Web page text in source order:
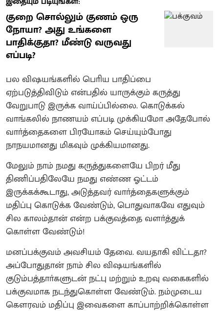
குறை சொல்லும் குணம் ஒரு
நோயா? அது உங்களை
பாதிக்குதா? மீண்டு வருவது
எப்படி?
பல விஷயங்களில் பொிய பாதிப்பை
ஏற்படுத்திவிடும் என்பதில் யாருக்கும் கருத்து
வேறுபாடு இருக்க வாய்ப்பில்லை. கொடுக்கல்
வாங்கலில் நாணயம் எப்படி முக்கியமோ அதேபோல்
வாா்த்தைகளை பிரயோகம் செய்யும்போது
நாநயமானது மிகவும் முக்கியமானது.
மேலும் நாம் நமது கருத்துகளையே பிறர் மீது
திணிப்பதிலேயே நமது எண்ண ஓட்டம்
இருக்கக்கூடாது, அடுத்தவர் வாா்த்தைகளுக்கும்
மதிப்பு கொடுக்க வேண்டும், பொதுவாகவே எதுவும்
சில காலம்தான் என்ற பக்குவத்தை வளா்த்துக்
கொள்ள வேண்டும்!
மனப்பக்குவம் அவசியம் தேவை. வயதாகி விட்டதா?
அப்போதுதான் நாம் சில விஷயங்களில்
குடும்பத்தாா்களுடன் நட்பு மற்றும் உறவு வகைகளில்
பக்குவமாக நடந்துகொள்ள வேண்டும். நம்முடைய
கெளரவம் மதிப்பு இவைகளை காப்பாற்றிக்கொள்ள